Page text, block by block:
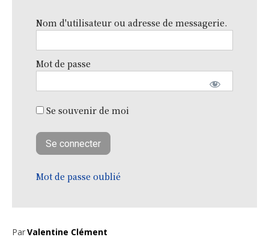
Nom d'utilisateur ou adresse de messagerie.
Mot de passe
Se souvenir de moi
Mot de passe oublié
ParValentine Clément